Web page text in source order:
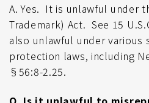
A. Yes. It is unlawful under
Trademark) Act. See 15
also unlawful under various
protection laws, including
§56:8-2.25.